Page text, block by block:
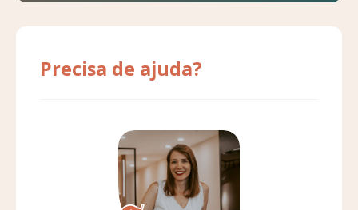
Precisa de ajuda?